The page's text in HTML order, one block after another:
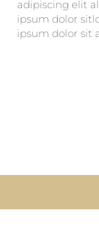
adipiscing elit
ipsum dolor
ipsum dolor sit